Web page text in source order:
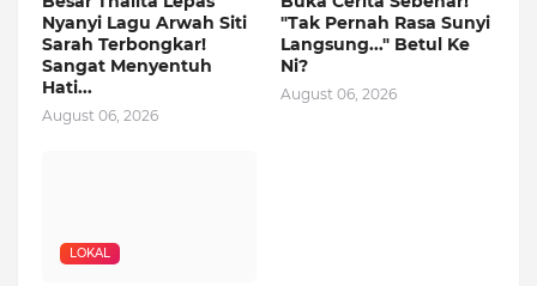
Nyanyi Lagu Arwah Siti
Sarah Terbongkar!
Sangat Menyentuh
Hati...
August 06, 2026
"Tak Pernah Rasa Sunyi
Langsung..." Betul Ke
Ni?
August 06, 2026
LOKAL